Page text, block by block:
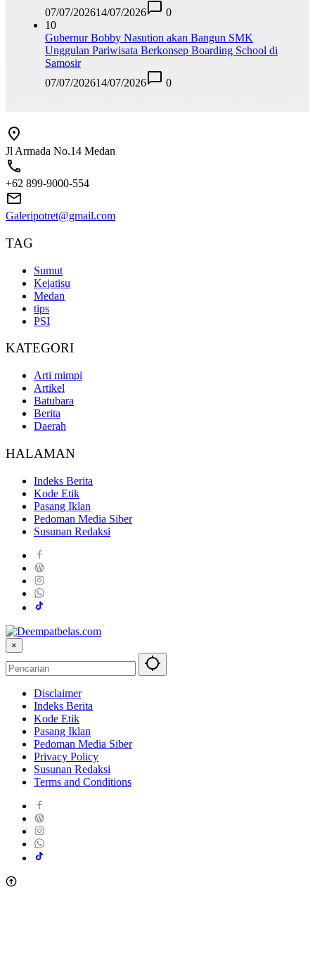
07/07/202614/07/2026
0
10
Gubernur Bobby Nasution akan Bangun SMK
Unggulan Pariwisata Berkonsep Boarding School di
Samosir
07/07/202614/07/2026 0
Jl Armada No.14 Medan
+62 899-9000-554
Galeripotret@gmail.com
TAG
Sumut
Kejatisu
Medan
tips
PSI
KATEGORI
Arti mimpi
Artikel
Batubara
Berita
Daerah
HALAMAN
Indeks Berita
Kode Etik
Pasang Iklan
Pedoman Media Siber
Susunan Redaksi
×
Disclaimer
Indeks Berita
Kode Etik
Pasang Iklan
Pedoman Media Siber
Privacy Policy
Susunan Redaksi
Terms and Conditions